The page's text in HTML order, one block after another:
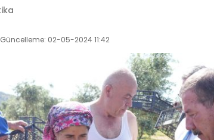
Güncelleme: 02-05-2024 11:42